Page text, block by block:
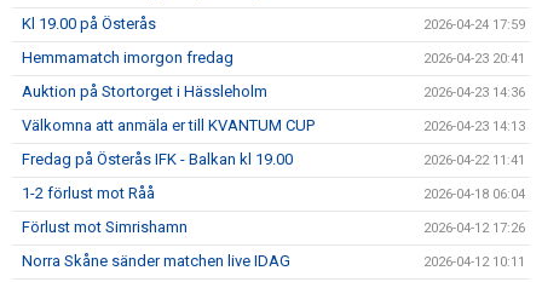
Kl 19.00 på Österås 2026-04-24 17:59
Hemmamatch imorgon fredag 2026-04-23 20:41
Auktion på Stortorget i Hässleholm 2026-04-23 14:36
Välkomna att anmäla er till KVANTUM CUP 2026-04-23 14:13
Fredag på Österås IFK - Balkan kl 19.00 2026-04-22 11:41
1-2 förlust mot Råå 2026-04-18 06:04
Förlust mot Simrishamn 2026-04-12 17:26
Norra Skåne sänder matchen live IDAG 2026-04-12 10:11